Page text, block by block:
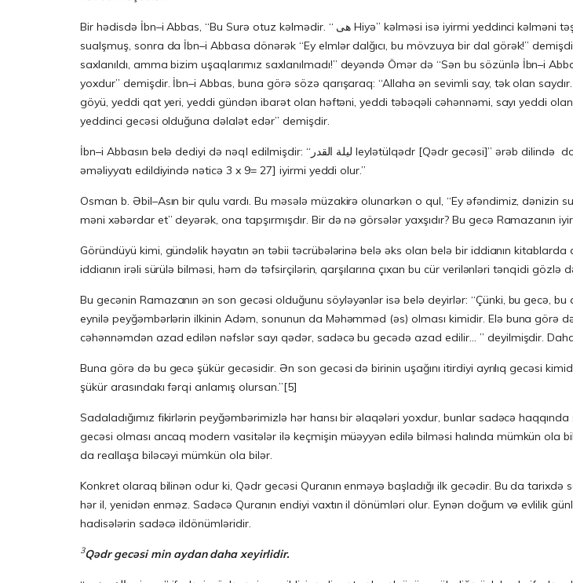
Bir hədisdə İbn–i Abbas, “Bu Surə otuz kəlmədir. “ هى Hiyə” kəlməsi isə iyirmi yeddinci kəlməni təşkil edir” demişdir. Rəvayət olunduğuna görə, Ömər bu məsələni səhabədən
sualşmuş, sonra da İbn–i Abbasa dönərək “Ey elmlər dalğıcı, bu mövzuya bir dal görək!”
saxlanıldı, amma bizim uşaqlarımız saxlanılmadı!” deyəndə Ömər də “Sən bu sözünlə İbn–i
yoxdur” demişdir. İbn–i Abbas, buna görə sözə qarışaraq: “Allaha ən sevimli say, tək olan
göyü, yeddi qat yeri, yeddi gündən ibarət olan həftəni, yeddi təbəqəli cəhənnəmi, sayı yeddi
yeddinci gecəsi olduğuna dəlalət edər” demişdir.
İbn–i Abbasın belə dediyi də nəql edilmişdir: “ليلة القدر leylətülqədr [Qədr gecəsi]” ərəb dilində doqquz hərfdir. Bu tamamlıq bu Surədə üç dəfə verilir. Buna görə də, [vurma
əməliyyatı edildiyində nəticə 3 x 9= 27] iyirmi yeddi olur.”
Osman b. Əbil–Asın bir qulu vardı. Bu məsələ müzakirə olunarkən o qul, “Ey əfəndimiz, dənizin
məni xəbərdar et” deyərək, ona tapşırmışdır. Bir də nə görsələr yaxşıdır? Bu gecə Ramazanın
Göründüyü kimi, gündəlik həyatın ən təbii təcrübələrinə belə əks olan belə bir iddianın
iddianın irəli sürülə bilməsi, həm də təfsirçilərin, qarşılarına çıxan bu cür verilənləri tənqidi
Bu gecənin Ramazanın ən son gecəsi olduğunu söyləyənlər isə belə deyirlər: “Çünki, bu gecə,
eynilə peyğəmbərlərin ilkinin Adəm, sonunun da Məhəmməd (əs) olması kimidir. Elə buna görə
cəhənnəmdən azad edilən nəfslər sayı qədər, sadəcə bu gecədə azad edilir… ” deyilmişdir.
Buna görə də bu gecə şükür gecəsidir. Ən son gecəsi də birinin uşağını itirdiyi ayrılıq gecəsi
şükür arasındakı fərqi anlamış olursan.”[5]
Sadaladığımız fikirlərin peyğəmbərimizlə hər hansı bir əlaqələri yoxdur, bunlar sadəcə
gecəsi olması ancaq modern vasitələr ilə keçmişin müəyyən edilə bilməsi halında mümkün ola
da reallaşa biləcəyi mümkün ola bilər.
Konkret olaraq bilinən odur ki, Qədr gecəsi Quranın enməyə başladığı ilk gecədir. Bu da
hər il, yenidən enməz. Sadəcə Quranın endiyi vaxtın il dönümləri olur. Eynən doğum və evlilik
hadisələrin sadəcə ildönümləridir.
3Qədr gecəsi min aydan daha xeyirlidir.